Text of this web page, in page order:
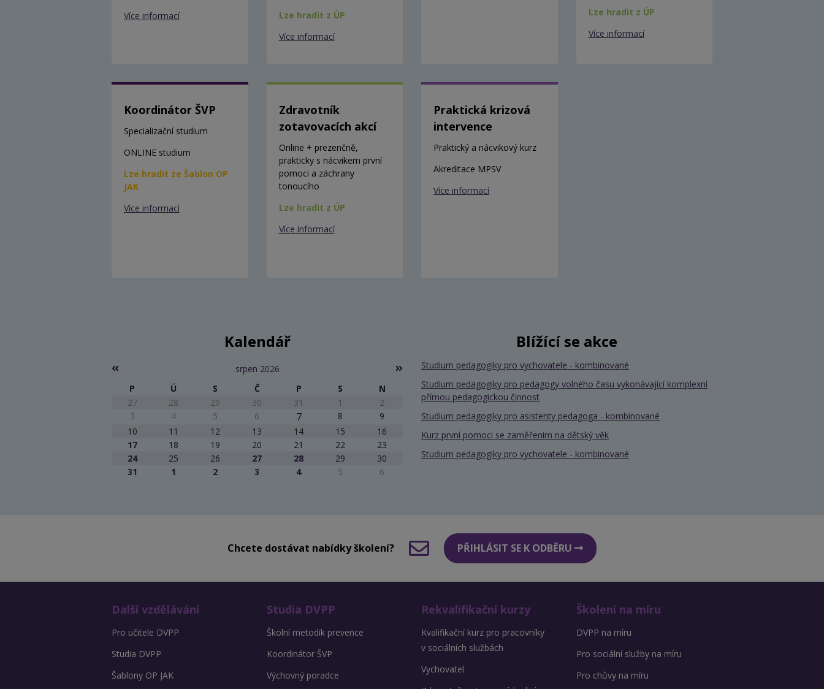
Více informací
Lze hradit z ÚP
Více informací
Lze hradit z ÚP
Více informací
Koordinátor ŠVP
Specializační studium
ONLINE studium
Lze hradit ze Šablon OP
JAK
Více informací
Zdravotník
zotavovacích akcí
Online + prezenčně,
prakticky s nácvikem první
pomoci a záchrany
tonoucího
Lze hradit z ÚP
Více informací
Praktická krizová
intervence
Praktický a nácvikový kurz
Akreditace MPSV
Více informací
Kalendář
srpen 2026
P
Ú S Č P S
N
27
28 29 30 31 1
2
3
4 5 6 7 8
9
10
11 12 13 14 15
16
17
18 19 20 21 22
23
24
25 26 27 28 29
30
31
1 2 3 4 5 6
Blížící se akce
Studium pedagogiky pro vychovatele - kombinované
Studium pedagogiky pro pedagogy volného času vykonávající komplexní
přímou pedagogickou činnost
Studium pedagogiky pro asistenty pedagoga - kombinované
Kurz první pomoci se zaměřením na dětský věk
Studium pedagogiky pro vychovatele - kombinované
Chcete dostávat nabídky školení? PŘIHLÁSIT SE K ODBĚRU
Další vzdělávání
Pro učitele DVPP
Studia DVPP
Šablony OP JAK
Studia DVPP
Školní metodik prevence
Koordinátor ŠVP
Výchovný poradce
Rekvalifikační kurzy
Kvalifikační kurz pro pracovníky
v sociálních službách
Vychovatel
Školení na míru
DVPP na míru
Pro sociální služby na míru
Pro chůvy na míru